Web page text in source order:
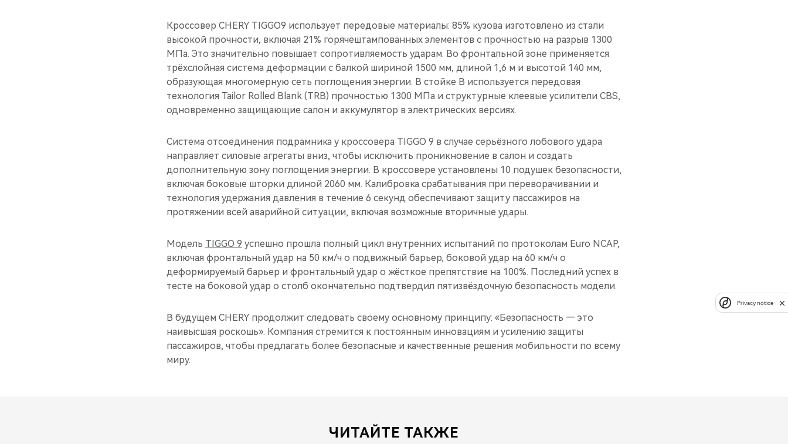
Кроссовер CHERY TIGGO9 использует передовые материалы: 85% кузова изготовлено из стали
высокой прочности, включая 21% горячештампованных элементов с прочностью на разрыв 1300
МПа. Это значительно повышает сопротивляемость ударам. Во фронтальной зоне применяется
трёхслойная система деформации с балкой шириной 1500 мм, длиной 1,6 м и высотой 140 мм,
образующая многомерную сеть поглощения энергии. В стойке B используется передовая
технология Tailor Rolled Blank (TRB) прочностью 1300 МПа и структурные клеевые усилители CBS,
одновременно защищающие салон и аккумулятор в электрических версиях.
Система отсоединения подрамника у кроссовера TIGGO 9 в случае серьёзного лобового удара
направляет силовые агрегаты вниз, чтобы исключить проникновение в салон и создать
дополнительную зону поглощения энергии. В кроссовере установлены 10 подушек безопасности,
включая боковые шторки длиной 2060 мм. Калибровка срабатывания при переворачивании и
технология удержания давления в течение 6 секунд обеспечивают защиту пассажиров на
протяжении всей аварийной ситуации, включая возможные вторичные удары.
Модель TIGGO 9 успешно прошла полный цикл внутренних испытаний по протоколам Euro NCAP,
включая фронтальный удар на 50 км/ч о подвижный барьер, боковой удар на 60 км/ч о
деформируемый барьер и фронтальный удар о жёсткое препятствие на 100%. Последний успех в
тесте на боковой удар о столб окончательно подтвердил пятизвёздочную безопасность модели.
В будущем CHERY продолжит следовать своему основному принципу: «Безопасность — это
наивысшая роскошь». Компания стремится к постоянным инновациям и усилению защиты
пассажиров, чтобы предлагать более безопасные и качественные решения мобильности по всему
миру.
ЧИТАЙТЕ ТАКЖЕ
Privacy notice